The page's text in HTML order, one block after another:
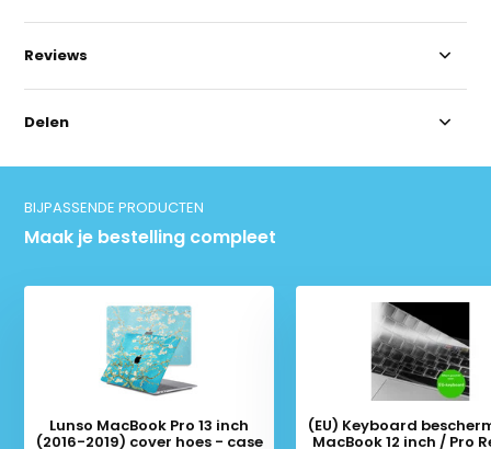
Reviews
Delen
BIJPASSENDE PRODUCTEN
Maak je bestelling compleet
Lunso MacBook Pro 13 inch
(2016-2019) cover hoes - case
(EU) Keyboard
MacBook 12 inch / Pro